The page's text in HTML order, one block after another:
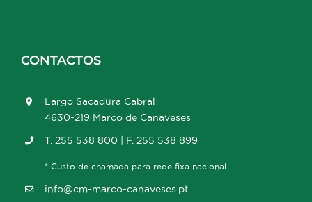
CONTACTOS
Largo Sacadura Cabral
4630-219 Marco de Canaveses
T. 255 538 800 | F. 255 538 899
* Custo de chamada para rede fixa nacional
info@cm-marco-canaveses.pt